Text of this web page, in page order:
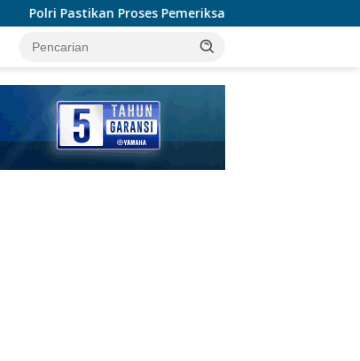
Personel di Aceh Dilaksanakan Secara